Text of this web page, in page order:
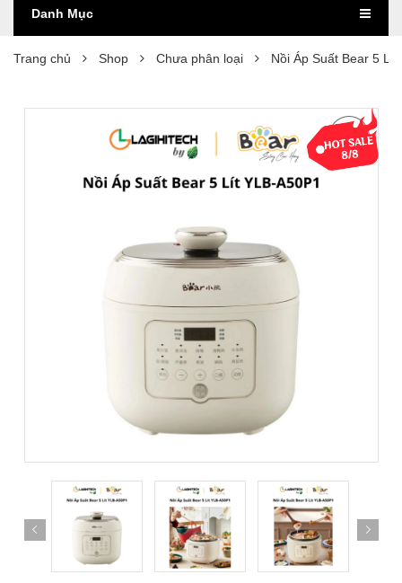
Danh Mục
Trang chủ Shop Chưa phân loại Nồi Áp Suất Bear 5 Lít